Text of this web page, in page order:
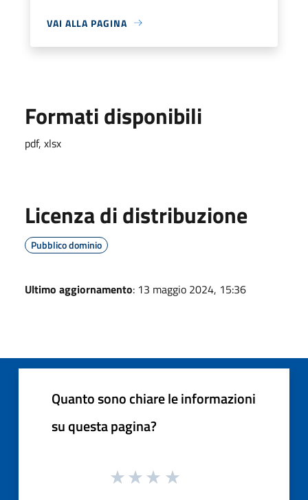
VAI ALLA PAGINA
Formati disponibili
pdf, xlsx
Licenza di distribuzione
Pubblico dominio
Ultimo aggiornamento: 13 maggio 2024, 15:36
Quanto sono chiare le informazioni
su questa pagina?